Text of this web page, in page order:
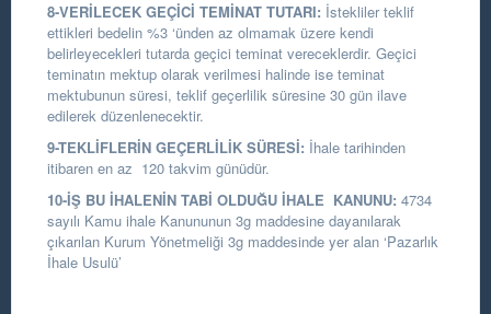
8-VERİLECEK GEÇİCİ TEMİNAT TUTARI: İstekliler teklif
ettikleri bedelin %3 ‘ünden az olmamak üzere kendi
belirleyecekleri tutarda geçici teminat vereceklerdir. Geçici
teminatın mektup olarak verilmesi halinde ise teminat
mektubunun süresi, teklif geçerlilik süresine 30 gün ilave
edilerek düzenlenecektir.
9-TEKLİFLERİN GEÇERLİLİK SÜRESİ: İhale tarihinden
itibaren en az 120 takvim günüdür.
10-İŞ BU İHALENİN TABİ OLDUĞU İHALE KANUNU: 4734
sayılı Kamu ihale Kanununun 3g maddesine dayanılarak
çıkarılan Kurum Yönetmeliği 3g maddesinde yer alan ‘Pazarlık
İhale Usulü’